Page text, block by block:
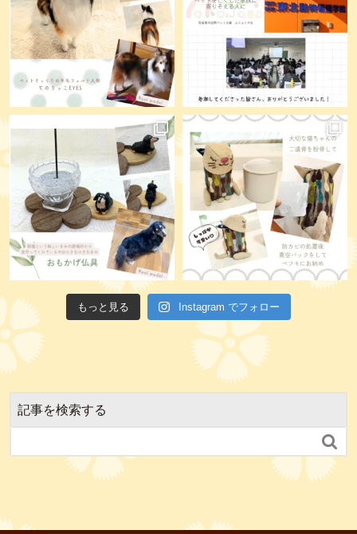
もっと見る Instagram でフォロー
記事を検索する
